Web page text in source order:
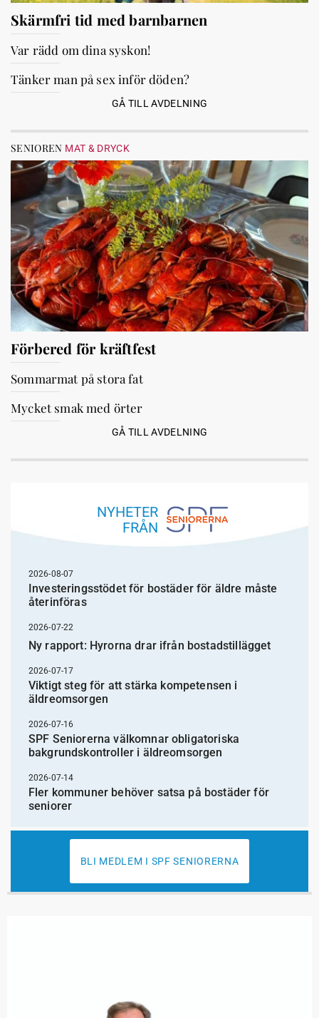
Skärmfri tid med barnbarnen
Var rädd om dina syskon!
Tänker man på sex inför döden?
GÅ TILL AVDELNING
SENIOREN MAT & DRYCK
Förbered för kräftfest
Sommarmat på stora fat
Mycket smak med örter
GÅ TILL AVDELNING
NYHETER
FRÅN
2026-08-07
Investeringsstödet för bostäder för äldre måste
återinföras
2026-07-22
Ny rapport: Hyrorna drar ifrån bostadstillägget
2026-07-17
Viktigt steg för att stärka kompetensen i
äldreomsorgen
2026-07-16
SPF Seniorerna välkomnar obligatoriska
bakgrundskontroller i äldreomsorgen
2026-07-14
Fler kommuner behöver satsa på bostäder för
seniorer
BLI MEDLEM I SPF SENIORERNA